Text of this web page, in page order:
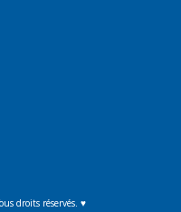
droits réservés. ♥